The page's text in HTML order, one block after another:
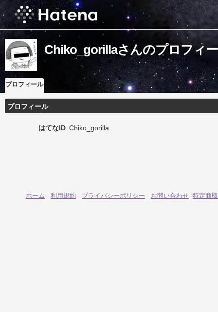
Chiko_gorillaさんのプロフィ
プロフィール
プロフィール
はてなID Chiko_gorilla
ホーム - 利用規約 - プライバシーポリシー - お問い合わせ- 特定商